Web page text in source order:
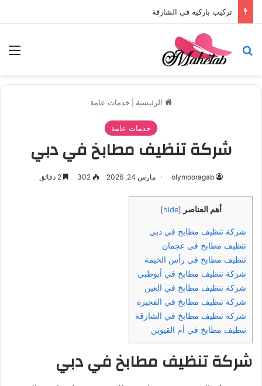
تركيب باركيه في الشارقة
بحث عن
الرئيسية خدمات عامة
خدمات عامة
شركة تنظيف مطابخ في دبي
olymooragab مارس 24, 2026 302
أهم العناصر [
hide
]
شركة تنظيف مطابخ في دبي
تنظيف مطابخ في عجمان
تنظيف مطابخ في رأس الخيمة
شركة تنظيف مطابخ في أبوظبي
شركة تنظيف مطابخ في العين
شركة تنظيف مطابخ في الفجيرة
شركة تنظيف مطابخ في الشارقة
تنظيف مطابخ في أم القيوين
شركة تنظيف مطابخ في دبي